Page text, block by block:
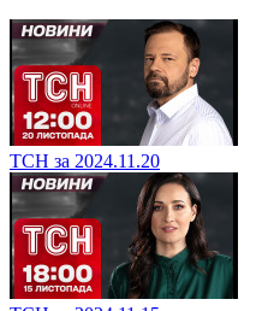
ТСН за 2024.11.20